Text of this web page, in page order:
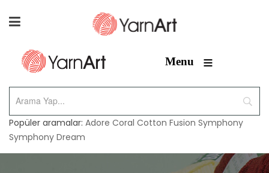
Menu ≡
Popüler aramalar: Adore Coral Cotton Fusion Symphony
Symphony Dream